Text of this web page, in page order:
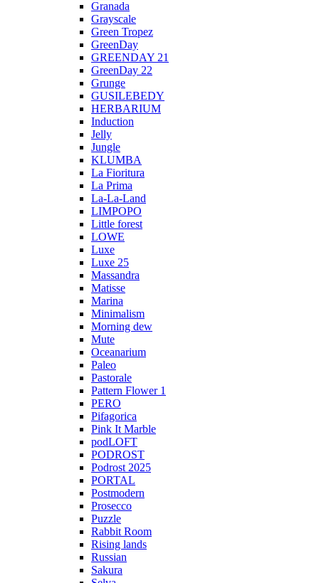
Granada
Grayscale
Green Tropez
GreenDay
GREENDAY 21
GreenDay 22
Grunge
GUSILEBEDY
HERBARIUM
Induction
Jelly
Jungle
KLUMBA
La Fioritura
La Prima
La-La-Land
LIMPOPO
Little forest
LOWE
Luxe
Luxe 25
Massandra
Matisse
Marina
Minimalism
Morning dew
Mute
Oceanarium
Paleo
Pastorale
Pattern Flower 1
PERO
Pifagorica
Pink It Marble
podLOFT
PODROST
Podrost 2025
PORTAL
Postmodern
Prosecco
Puzzle
Rabbit Room
Rising lands
Russian
Sakura